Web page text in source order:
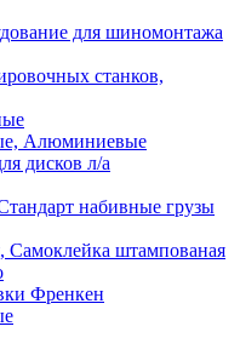
для шиномонтажа
станков,
Алюминиевые
дисков л/а
набивные грузы
Самоклейка штампованая
Френкен